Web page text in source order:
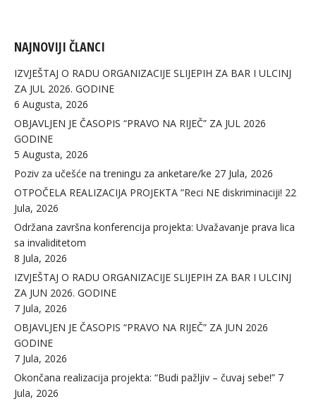
NAJNOVIJI ČLANCI
IZVJEŠTAJ O RADU ORGANIZACIJE SLIJEPIH ZA BAR I ULCINJ
ZA JUL 2026. GODINE
6 Augusta, 2026
OBJAVLJEN JE ČASOPIS “PRAVO NA RIJEČ” ZA JUL 2026
GODINE
5 Augusta, 2026
Poziv za učešće na treningu za anketare/ke 27 Jula, 2026
OTPOČELA REALIZACIJA PROJEKTA ”Reci NE diskriminaciji! 22
Jula, 2026
Održana završna konferencija projekta: Uvažavanje prava lica
sa invaliditetom
8 Jula, 2026
IZVJEŠTAJ O RADU ORGANIZACIJE SLIJEPIH ZA BAR I ULCINJ
ZA JUN 2026. GODINE
7 Jula, 2026
OBJAVLJEN JE ČASOPIS “PRAVO NA RIJEČ” ZA JUN 2026
GODINE
7 Jula, 2026
Okončana realizacija projekta: “Budi pažljiv – čuvaj sebe!” 7
Jula, 2026